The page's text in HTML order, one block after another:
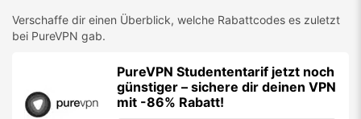
Verschaffe dir einen Überblick, welche Rabattcodes es zuletzt
bei PureVPN gab.
PureVPN Studententarif jetzt noch
günstiger – sichere dir deinen VPN
mit -86% Rabatt!